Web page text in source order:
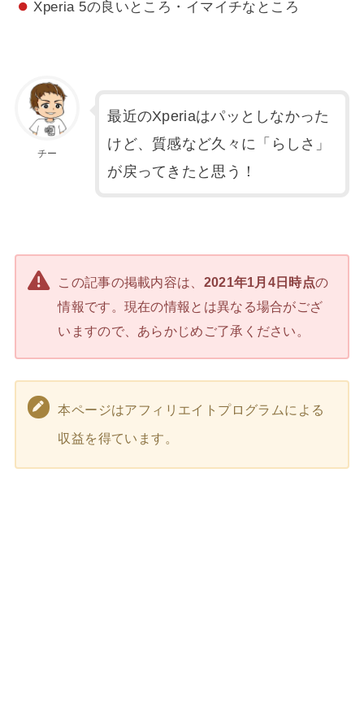
Xperia 5の良いところ・イマイチなところ
チー
最近のXperiaはパッとしなかった
けど、質感など久々に「らしさ」
が戻ってきたと思う！
この記事の掲載内容は、 2021年1月4日時点の
情報です。現在の情報とは異なる場合がござ
いますので、あらかじめご了承ください。
本ページはアフィリエイトプログラムによる
収益を得ています。